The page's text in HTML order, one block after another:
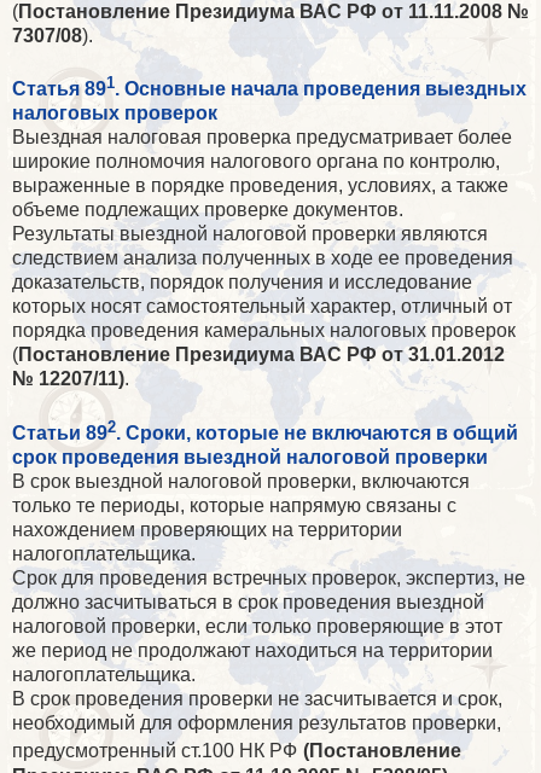
(Постановление Президиума ВАС РФ от 11.11.2008 №
7307/08).
Статья 891. Основные начала проведения выездных
налоговых проверок
Выездная налоговая проверка предусматривает более
широкие полномочия налогового органа по контролю,
выраженные в порядке проведения, условиях, а также
объеме подлежащих проверке документов.
Результаты выездной налоговой проверки являются
следствием анализа полученных в ходе ее проведения
доказательств, порядок получения и исследование
которых носят самостоятельный характер, отличный от
порядка проведения камеральных налоговых проверок
(Постановление Президиума ВАС РФ от31.01.2012
№ 12207/11).
Статьи 892. Сроки, которые не включаются в общий
срок проведения выездной налоговой проверки
В срок выездной налоговой проверки, включаются
только те периоды, которые напрямую связаны с
нахождением проверяющих на территории
налогоплательщика.
Срок для проведения встречных проверок, экспертиз, не
должно засчитываться в срок проведения выездной
налоговой проверки, если только проверяющие в этот
же период не продолжают находиться на территории
налогоплательщика.
В срок проведения проверки не засчитывается и срок,
необходимый для оформления результатов проверки,
предусмотренный ст.100 НК РФ (Постановление